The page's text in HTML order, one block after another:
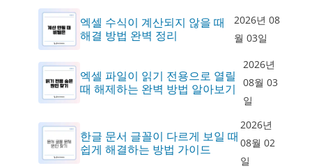
엑셀 수식이 계산되지 않을 때
해결 방법 완벽 정리
2026년 08
월 03일
엑셀 파일이 읽기 전용으로 열릴
때 해제하는 완벽 방법 알아보기
2026년
08월 03
일
한글 문서 글꼴이 다르게 보일 때
쉽게 해결하는 방법 가이드
2026년
08월 02
일